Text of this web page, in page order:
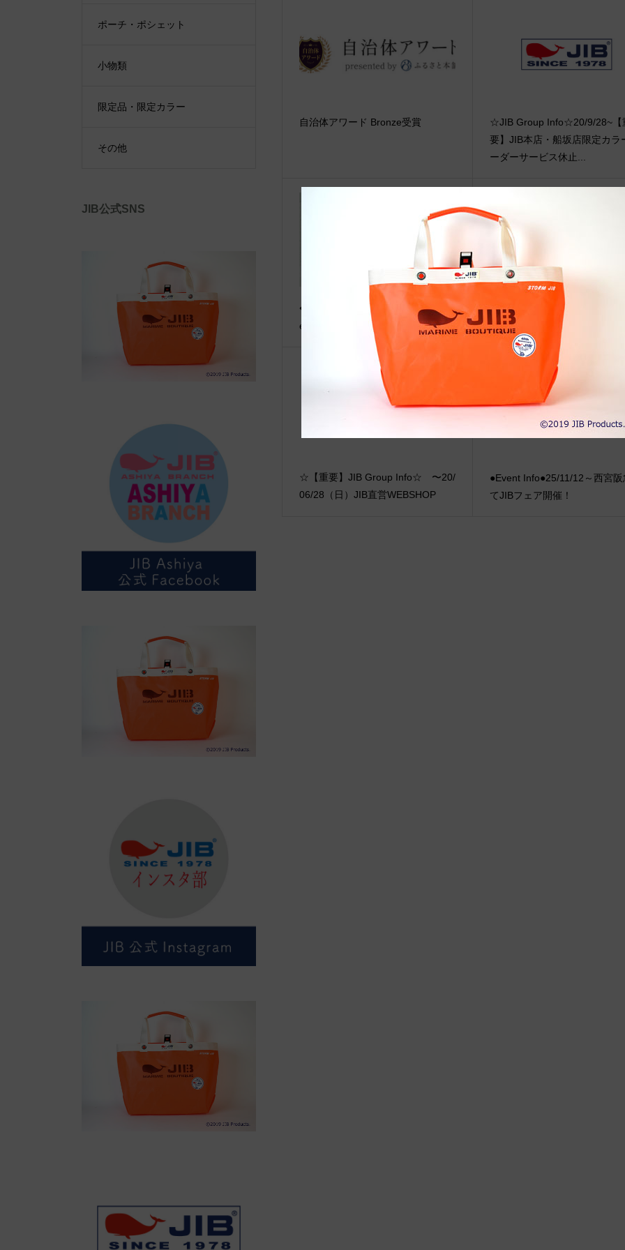
自治体アワード Bronze受賞
☆JIB Group Info☆20/9/28~【
要】JIB本店・船坂店限定カラ
ーダーサービス休止...
◆web更新Info◆22/12/3~ “Ash Seri
es 〜Soft Ash〜”
●Event Info●19/7/10～ 伊勢丹
店 にてJIBフェア開催！
☆【重要】JIB Group Info☆ 〜20/
06/28（日）JIB直営WEBSHOP
●Event Info●25/11/12～西宮
てJIBフェア開催！
ポーチ・ポシェット
小物類
限定品・限定カラー
その他
JIB公式SNS